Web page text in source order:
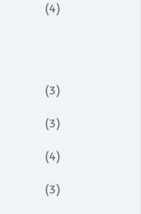
(4)
(3)
(3)
(4)
(3)